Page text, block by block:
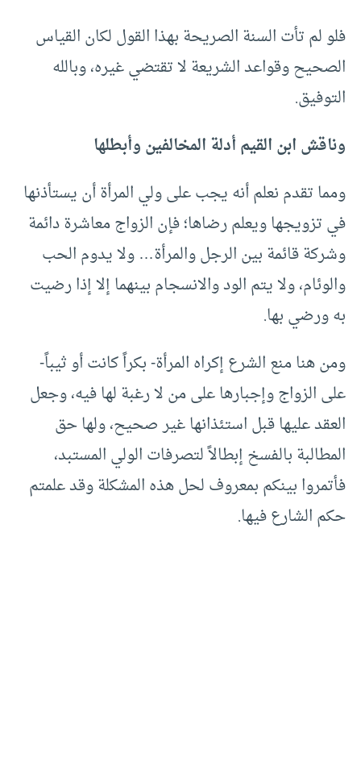
فلو لم تأت السنة الصريحة بهذا القول لكان القياس
الصحيح وقواعد الشريعة لا تقتضي غيره، وبالله
التوفيق.
وناقش ابن القيم أدلة المخالفين وأبطلها
ومما تقدم نعلم أنه يجب على ولي المرأة أن يستأذنها
في تزويجها ويعلم رضاها؛ فإن الزواج معاشرة دائمة
وشركة قائمة بين الرجل والمرأة… ولا يدوم الحب
والوئام، ولا يتم الود والانسجام بينهما إلا إذا رضيت
به ورضي بها.
ومن هنا منع الشرع إكراه المرأة- بكراً كانت أو ثيباً-
على الزواج وإجبارها على من لا رغبة لها فيه، وجعل
العقد عليها قبل استئذانها غير صحيح، ولها حق
المطالبة بالفسخ إبطالاً لتصرفات الولي المستبد،
فأتمروا بينكم بمعروف لحل هذه المشكلة وقد علمتم
حكم الشارع فيها.